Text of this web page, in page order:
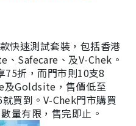
快速測試套裝，包括香港
Safecare、及V-Chek。
75折，而門市則10支8
及Goldsite，售價低至
買到。V-Chek門市購買
量有限，售完即止。